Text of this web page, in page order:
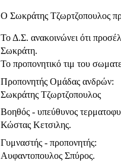
Ο Σωκράτης Τζωρτζοπουλος
Το Δ.Σ. ανακοινώνει ότι
Σωκράτη.
Το προπονητικό τιμ του
Προπονητής Ομάδας ανδρών:
Σωκράτης Τζωρτζοπουλος
Βοηθός - υπεύθυνος
Κώστας Κετσιλης.
Γυμναστής - προπονητής:
Αυφαντοπουλος Σπύρος.